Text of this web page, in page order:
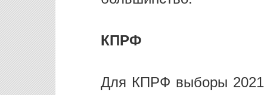
КПРФ
Для КПРФ выборы 2021